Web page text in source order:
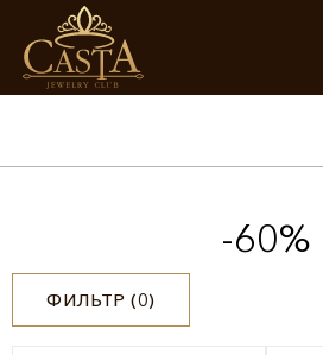
-60%
ФИЛЬТР (0)